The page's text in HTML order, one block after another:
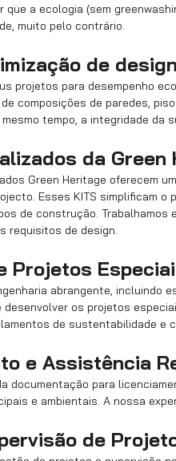
que a ecologia (sem
muito pelo contrário.
de
projetos para desempenho
composições de paredes,
tempo, a integridade da
da Green
Green Heritage oferecem
Esses KITS simplificam
de construção.
requisitos de design.
Projetos
abrangente, incluindo
desenvolver os projetos
de sustentabilidade e
e Assistência
documentação para
e ambientais. A nossa
de